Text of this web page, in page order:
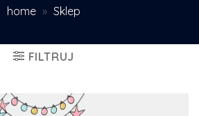
home » Sklep
FILTRUJ